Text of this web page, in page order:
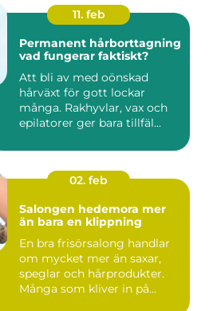
11. feb
Permanent hårborttagning
vad fungerar faktiskt?
Att bli av med oönskad
hårväxt för gott lockar
många. Rakhyvlar, vax och
epilatorer ger bara tillfäl...
02. feb
Salongen hedemora mer
än bara en klippning
En bra frisörsalong handlar
om mycket mer än saxar,
speglar och hårprodukter.
Många som kliver in på...